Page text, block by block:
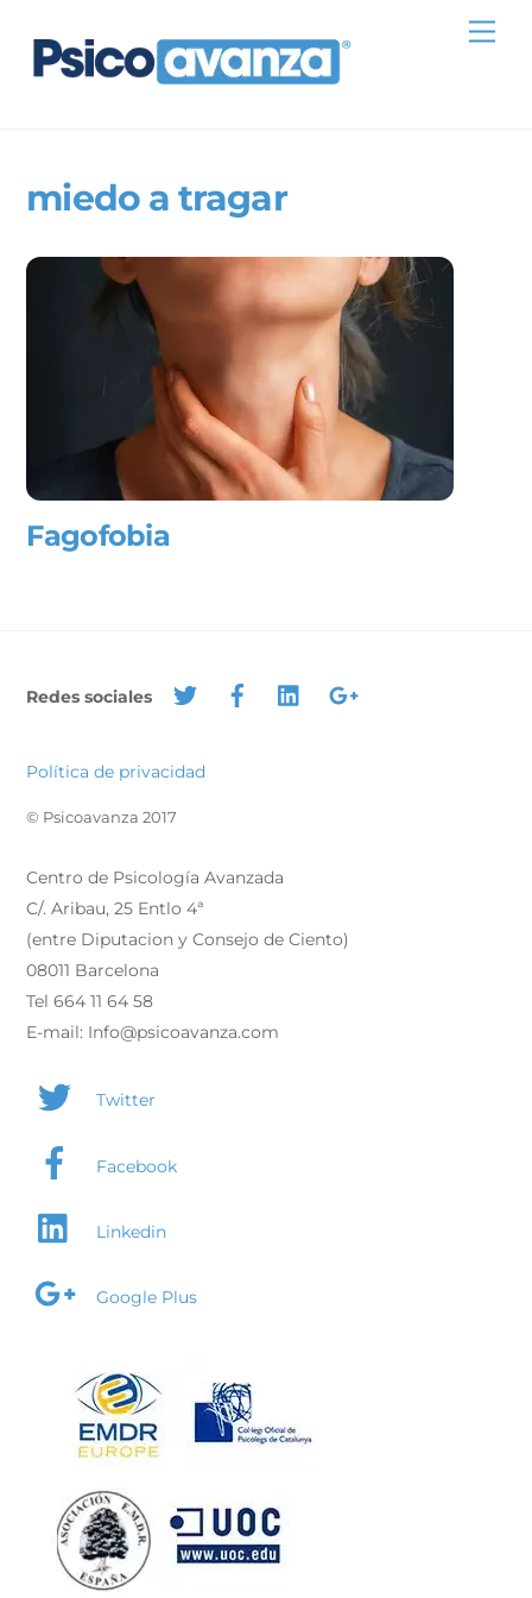
content
miedo a tragar
Fagofobia
Redes sociales
Política de privacidad
© Psicoavanza 2017
Centro de Psicología Avanzada
C/. Aribau, 25 Entlo 4ª
(entre Diputacion y Consejo de Ciento)
08011 Barcelona
Tel 664 11 64 58
E-mail: Info@psicoavanza.com
Twitter
Facebook
Linkedin
Google Plus